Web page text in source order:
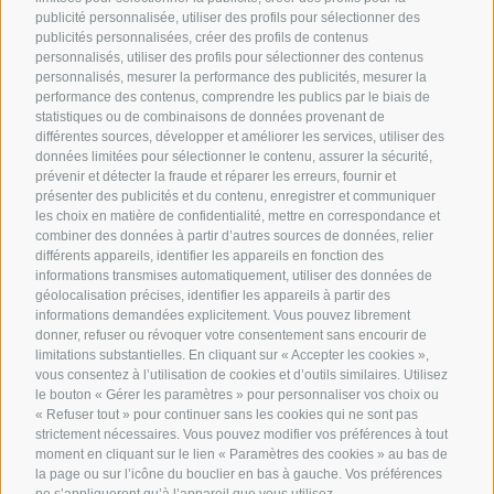
publicité personnalisée, utiliser des profils pour sélectionner des
publicités personnalisées, créer des profils de contenus
personnalisés, utiliser des profils pour sélectionner des contenus
personnalisés, mesurer la performance des publicités, mesurer la
performance des contenus, comprendre les publics par le biais de
statistiques ou de combinaisons de données provenant de
différentes sources, développer et améliorer les services, utiliser des
données limitées pour sélectionner le contenu, assurer la sécurité,
prévenir et détecter la fraude et réparer les erreurs, fournir et
présenter des publicités et du contenu, enregistrer et communiquer
les choix en matière de confidentialité, mettre en correspondance et
combiner des données à partir d’autres sources de données, relier
différents appareils, identifier les appareils en fonction des
informations transmises automatiquement, utiliser des données de
géolocalisation précises, identifier les appareils à partir des
informations demandées explicitement. Vous pouvez librement
donner, refuser ou révoquer votre consentement sans encourir de
limitations substantielles. En cliquant sur « Accepter les cookies »,
vous consentez à l’utilisation de cookies et d’outils similaires. Utilisez
le bouton « Gérer les paramètres » pour personnaliser vos choix ou
« Refuser tout » pour continuer sans les cookies qui ne sont pas
strictement nécessaires. Vous pouvez modifier vos préférences à tout
moment en cliquant sur le lien « Paramètres des cookies » au bas de
la page ou sur l’icône du bouclier en bas à gauche. Vos préférences
Partners
Travel Arrange Japan
Japan Experience
Japan Wireless
Information
Qui suis-je ?
Privacy Policy
Cookie Policy